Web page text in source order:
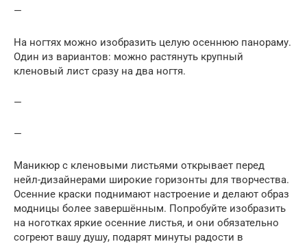
—
На ногтях можно изобразить целую осеннюю панораму.
Один из вариантов: можно растянуть крупный
кленовый лист сразу на два ногтя.
—
—
Маникюр с кленовыми листьями открывает перед
нейл-дизайнерами широкие горизонты для творчества.
Осенние краски поднимают настроение и делают образ
модницы более завершённым. Попробуйте изобразить
на ноготках яркие осенние листья, и они обязательно
согреют вашу душу, подарят минуты радости в